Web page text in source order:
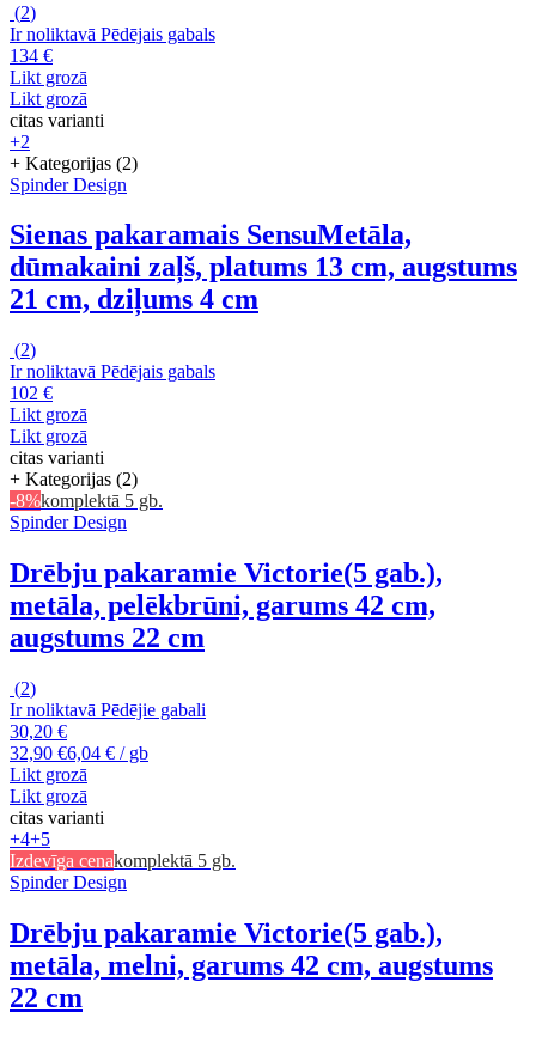
(2)
Ir noliktavā Pēdējais gabals
134 €
Likt grozā
Likt grozā
citas varianti
+2
+ Kategorijas (2)
Spinder Design
Sienas pakaramais SensuMetāla,
dūmakaini zaļš, platums 13 cm, augstums
21 cm, dziļums 4 cm
(2)
Ir noliktavā Pēdējais gabals
102 €
Likt grozā
Likt grozā
citas varianti
+ Kategorijas (2)
-8%komplektā 5 gb.
Spinder Design
Drēbju pakaramie Victorie(5 gab.),
metāla, pelēkbrūni, garums 42 cm,
augstums 22 cm
(2)
Ir noliktavā Pēdējie gabali
30,20 €
32,90 €6,04 € / gb
Likt grozā
Likt grozā
citas varianti
+4+5
Izdevīga cenakomplektā 5 gb.
Spinder Design
Drēbju pakaramie Victorie(5 gab.),
metāla, melni, garums 42 cm, augstums
22 cm